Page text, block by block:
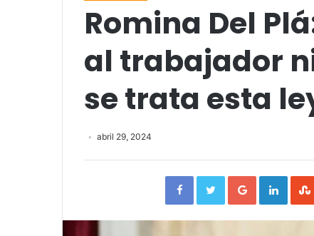
Romina Del
al trabajador
se trata esta
abril 29, 2024
FacebookTwitterGoogle+